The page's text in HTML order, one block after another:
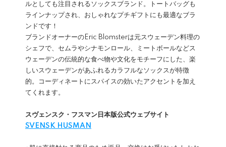
ルとしても注目されるソックスブランド。トートバッグも
ラインナップされ、おしゃれなプチギフトにも最適なブラ
ンドです！
ブランドオーナーのEric Blomsterは元スウェーデン料理の
シェフで、セムラやシナモンロール、ミートボールなどス
ウェーデンの伝統的な食べ物や文化をモチーフにした、楽
しいスウェーデンがあふれるカラフルなソックスが特徴
的。コーディネートにスパイスの効いたアクセントを加え
てくれます。
スヴェンスク・フスマン日本版公式ウェブサイト
SVENSK HUSMAN